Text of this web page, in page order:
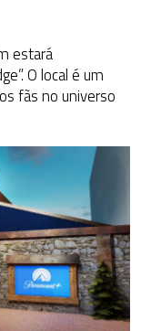
estará
O local éum
fãs no universo